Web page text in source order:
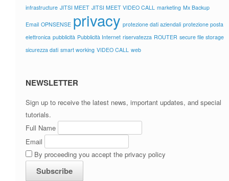
infrastructure JITSI MEET JITSI MEET VIDEO CALL marketing Mx Backup
Email OPNSENSE privacy protezione dati aziendali protezione posta
elettronica pubblicità Pubblicità Internet riservatezza ROUTER secure file storage
sicurezza dati smart working VIDEO CALL web
NEWSLETTER
Sign up to receive the latest news, important updates, and special
tutorials.
Full Name
Email
By proceeding you accept the privacy policy